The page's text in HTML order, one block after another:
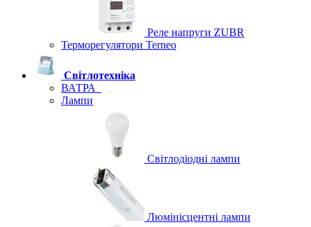
Реле напруги ZUBR
Терморегулятори Terneo
Світлотехніка
ВАТРА
Лампи
Світлодіодні лампи
Люмінісцентні лампи